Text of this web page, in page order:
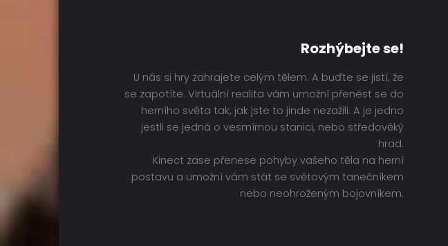
Rozhýbejte se!
U nás si hry zahrajete celým tělem. A buďte se jistí, že
se zapotíte. Virtuální realita vám umožní přenést se do
herního světa tak, jak jste to jinde nezažili. A je jedno
jestli se jedná o vesmírnou stanici, nebo středověký
hrad.
Kinect zase přenese pohyby vašeho těla na herní
postavu a umožní vám stát se světovým tanečníkem
nebo neohroženým bojovníkem.